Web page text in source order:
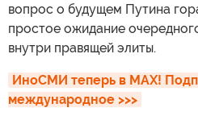
вопрос о будущем Путина
простое ожидание
внутри правящей элиты.
ИноСМИ теперь в MAX!
международное >>>